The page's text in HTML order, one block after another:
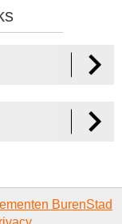
BurenStad